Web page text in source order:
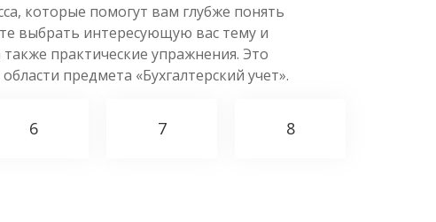
которые помогут вам глубже понять
выбрать интересующую вас тему и
практические упражнения. Это
предмета «Бухгалтерский учет».
6 7 8